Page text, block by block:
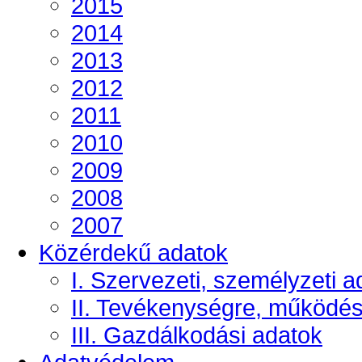
2014
2013
2012
2011
2010
2009
2008
2007
Közérdekű adatok
I. Szervezeti, személyzeti
II. Tevékenységre,
III. Gazdálkodási adatok